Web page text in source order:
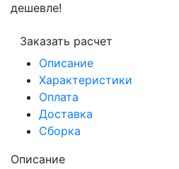
дешевле!
Заказать расчет
Описание
Характеристики
Оплата
Доставка
Сборка
Описание